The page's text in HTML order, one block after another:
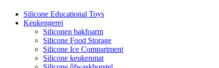
Silicone Educational Toys
Keukengerei
Siliconen bakfoarm
Silicone Food Storage
Silicone Ice Compartment
Silicone keukenmat